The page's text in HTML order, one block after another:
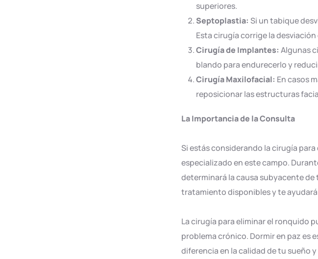
superiores.
Septoplastia: Si un tabique
Esta cirugía corrige la
Cirugía de Implantes: Algunas
blando para endurecerlo y
Cirugía Maxilofacial: En casos
reposicionar las estructuras
La Importancia de la Consulta
Si estás considerando la cirugía
especializado en este campo.
determinará la causa subyacente
tratamiento disponibles y te
La cirugía para eliminar el ronquido
problema crónico. Dormir en paz es
diferencia en la calidad de tu sueño